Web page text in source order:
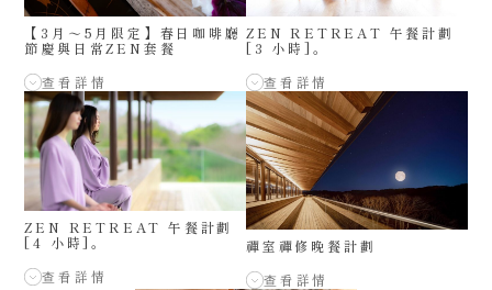
【3月～5月限定】春日咖啡廳
節慶與日常ZEN套餐
查看詳情
ZEN RETREAT 午餐計劃
[3 小時]。
查看詳情
ZEN RETREAT 午餐計劃
[4 小時]。
查看詳情
禪室禪修晚餐計劃
查看詳情